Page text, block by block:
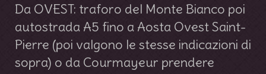
Da OVEST: traforo del Monte Bianco poi
autostrada A5 fino a Aosta Ovest Saint-
Pierre (poi valgono le stesse indicazioni di
sopra) o da Courmayeur prendere